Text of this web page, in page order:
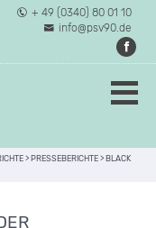
+ 49 (0340) 80 01 10
info@psv90.de
> PRESSEBERICHTE > BLACK